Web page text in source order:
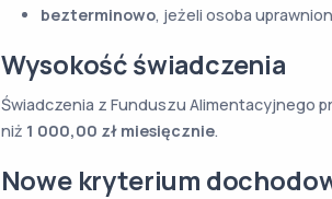
bezterminowo, jeżeli osoba
Wysokość świadczenia
Świadczenia z Funduszu Alimentacyjnego
niż 1 000,00 zł miesięcznie.
Nowe kryterium